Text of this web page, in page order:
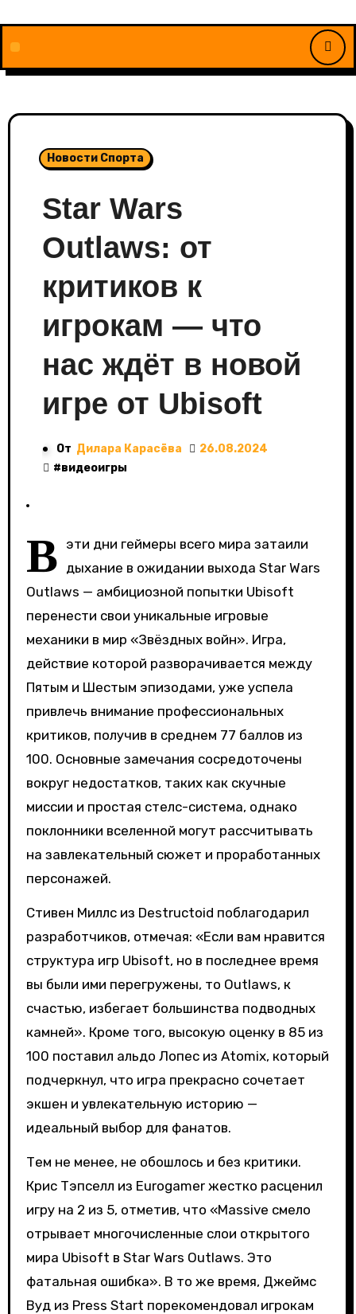
содержимому
Новости Спорта
Star Wars
Outlaws: от
критиков к
игрокам — что
нас ждёт в новой
игре от Ubisoft
От Дилара Карасёва
26.08.2024
#видеоигры
В эти дни геймеры всего мира затаили
дыхание в ожидании выхода Star Wars
Outlaws — амбициозной попытки Ubisoft
перенести свои уникальные игровые
механики в мир «Звёздных войн». Игра,
действие которой разворачивается между
Пятым и Шестым эпизодами, уже успела
привлечь внимание профессиональных
критиков, получив в среднем 77 баллов из
100. Основные замечания сосредоточены
вокруг недостатков, таких как скучные
миссии и простая стелс-система, однако
поклонники вселенной могут рассчитывать
на завлекательный сюжет и проработанных
персонажей.
Стивен Миллс из Destructoid поблагодарил
разработчиков, отмечая: «Если вам нравится
структура игр Ubisoft, но в последнее время
вы были ими перегружены, то Outlaws, к
счастью, избегает большинства подводных
камней». Кроме того, высокую оценку в 85 из
100 поставил альдо Лопес из Atomix, который
подчеркнул, что игра прекрасно сочетает
экшен и увлекательную историю —
идеальный выбор для фанатов.
Тем не менее, не обошлось и без критики.
Крис Тэпселл из Eurogamer жестко расценил
игру на 2 из 5, отметив, что «Massive смело
отрывает многочисленные слои открытого
мира Ubisoft в Star Wars Outlaws. Это
фатальная ошибка». В то же время, Джеймс
Вуд из Press Start порекомендовал игрокам